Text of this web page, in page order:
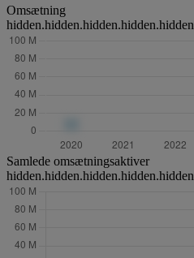
Omsætning
hidden.hidden.hidden.hidden.hidden
Samlede omsætningsaktiver
hidden.hidden.hidden.hidden.hidden